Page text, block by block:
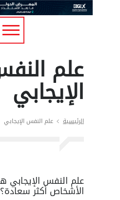
علم
الإيجابي
الرئيسية علم النفس الإيجابي
علم النفس الإيجابي
الأشخاص أكثر سعادة؟